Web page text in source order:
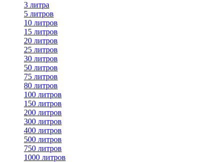
3 литра
5 литров
10 литров
15 литров
20 литров
25 литров
30 литров
50 литров
75 литров
80 литров
100 литров
150 литров
200 литров
300 литров
400 литров
500 литров
750 литров
1000 литров